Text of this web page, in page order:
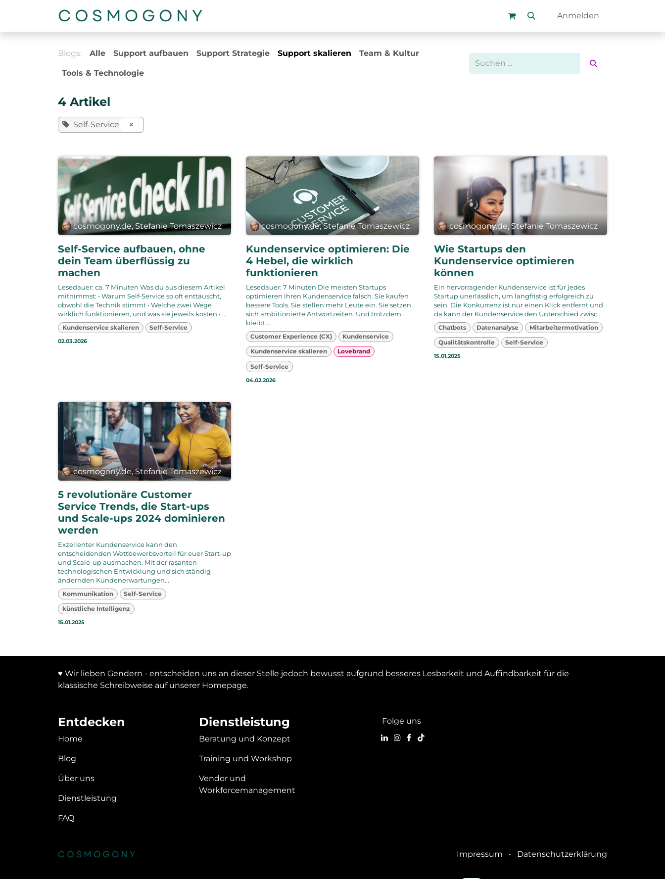
Academy Blog Kontakt
Anmelden
Blogs: Alle Support aufbauen Support Strategie Support skalieren Team & Kultur
Tools & Technologie
4 Artikel
Self-Service ×
cosmogony.de, Stefanie Tomaszewicz
Self-Service aufbauen, ohne
dein Team überflüssig zu
machen
Lesedauer: ca. 7 Minuten Was du aus diesem Artikel
mitnimmst: • Warum Self-Service so oft enttäuscht,
obwohl die Technik stimmt • Welche zwei Wege
wirklich funktionieren, und was sie jeweils kosten • ...
Kundenservice skalieren Self-Service
02.03.2026
cosmogony.de, Stefanie Tomaszewicz
Kundenservice optimieren: Die
4 Hebel, die wirklich
funktionieren
Lesedauer: 7 Minuten Die meisten Startups
optimieren ihren Kundenservice falsch. Sie kaufen
bessere Tools. Sie stellen mehr Leute ein. Sie setzen
sich ambitionierte Antwortzeiten. Und trotzdem
bleibt ...
Customer Experience (CX) Kundenservice
Kundenservice skalieren Lovebrand
Self-Service
04.02.2026
cosmogony.de, Stefanie Tomaszewicz
Wie Startups den
Kundenservice optimieren
können
Ein hervorragender Kundenservice ist für jedes
Startup unerlässlich, um langfristig erfolgreich zu
sein. Die Konkurrenz ist nur einen Klick entfernt und
da kann der Kundenservice den Unterschied zwisc...
Chatbots Datenanalyse Mitarbeitermotivation
Qualitätskontrolle Self-Service
15.01.2025
cosmogony.de, Stefanie Tomaszewicz
5 revolutionäre Customer
Service Trends, die Start-ups
und Scale-ups 2024 dominieren
werden
Exzellenter Kundenservice kann den
entscheidenden Wettbewerbsvorteil für euer Start-up
und Scale-up ausmachen. Mit der rasanten
technologischen Entwicklung und sich ständig
ändernden Kundenerwartungen...
Kommunikation Self-Service
künstliche Intelligenz
15.01.2025
♥ Wir lieben Gendern - entscheiden uns an dieser Stelle jedoch bewusst aufgrund besseres Lesbarkeit und Auffindbarkeit für die
klassische Schreibweise auf unserer Homepage.
Entdecken
Home
Blog
Über uns
Dienstleistung
FAQ
Dienstleistung
Beratung und Konzept
Training und Workshop
Vendor und
Workforcemanagement
Folge uns
Impressum • Datenschutzerklärung